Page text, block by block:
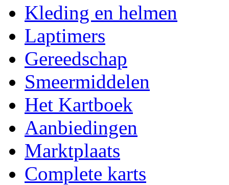
Kleding en helmen
Laptimers
Gereedschap
Smeermiddelen
Het Kartboek
Aanbiedingen
Marktplaats
Complete karts